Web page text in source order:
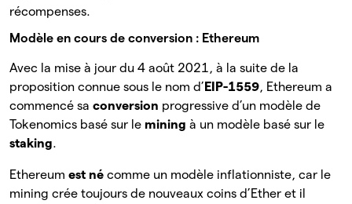
récompenses.
Modèle en cours de conversion : Ethereum
Avec la mise à jour du 4 août 2021, à la suite de la
proposition connue sous le nom d’ EIP-1559, Ethereum a
commencé sa conversion progressive d’un modèle de
Tokenomics basé sur le mining à un modèle basé sur le
staking.
Ethereum est né comme un modèle inflationniste, car le
mining crée toujours de nouveaux coins d’Ether et il